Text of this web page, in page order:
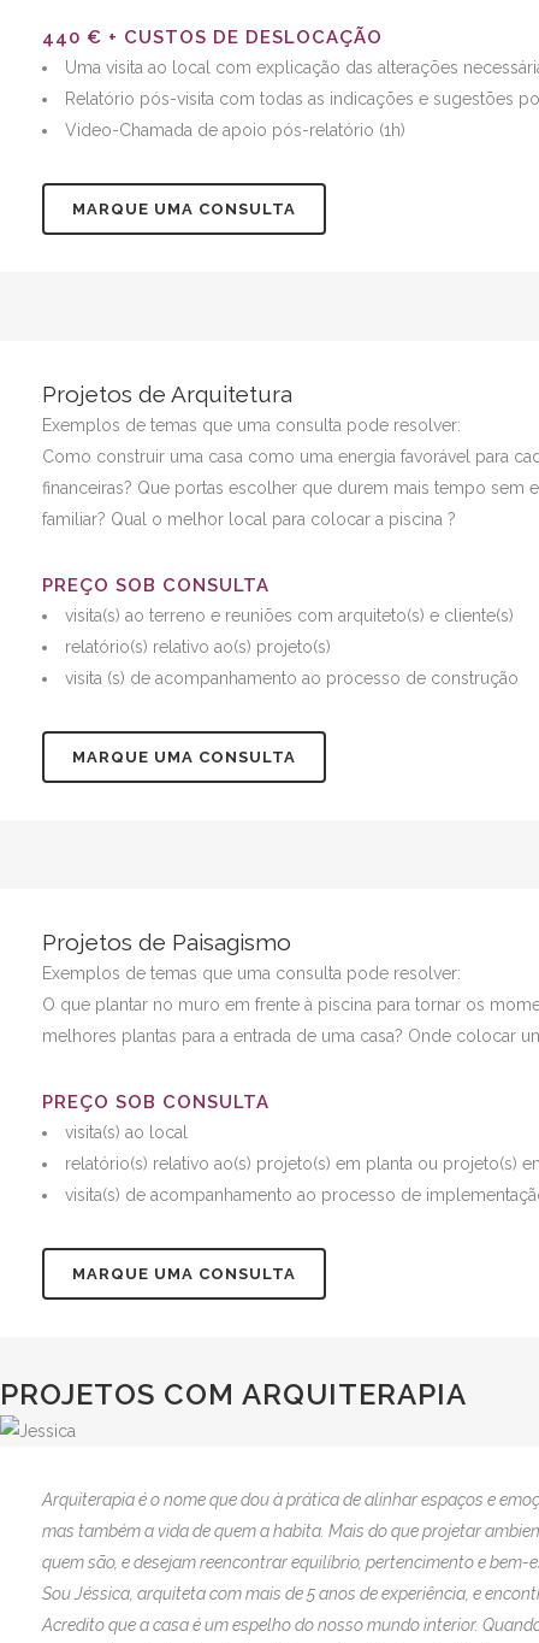
440 € + CUSTOS DE DESLOCAÇÃO
Uma visita ao local com explicação das alterações
Relatório pós-visita com todas as indicações e sugestões
Video-Chamada de apoio pós-relatório (1h)
MARQUE UMA CONSULTA
Projetos de Arquitetura
Exemplos de temas que uma consulta pode resolver:
Como construir uma casa como uma energia favorável para
financeiras? Que portas escolher que durem mais tempo sem
familiar? Qual o melhor local para colocar a piscina ?
PREÇO SOB CONSULTA
visita(s) ao terreno e reuniões com arquiteto(s) e cliente(s)
relatório(s) relativo ao(s) projeto(s)
visita (s) de acompanhamento ao processo de construção
MARQUE UMA CONSULTA
Projetos de Paisagismo
Exemplos de temas que uma consulta pode resolver:
O que plantar no muro em frente à piscina para tornar os
melhores plantas para a entrada de uma casa? Onde colocar
PREÇO SOB CONSULTA
visita(s) ao local
relatório(s) relativo ao(s) projeto(s) em planta ou projeto(s)
visita(s) de acompanhamento ao processo de
MARQUE UMA CONSULTA
PROJETOS COM ARQUITERAPIA
Arquiterapia é o nome que dou à prática de alinhar espaços e
mas também a vida de quem a habita. Mais do que projetar
quem são, e desejam reencontrar equilíbrio, pertencimento e
Sou Jéssica, arquiteta com mais de 5 anos de experiência, e
Acredito que a casa é um espelho do nosso mundo interior.